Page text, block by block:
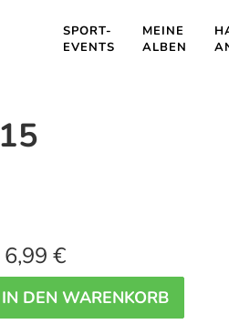
SPORT-
EVENTS
MEINE
ALBEN
6,99 €
IN DEN WARENKORB